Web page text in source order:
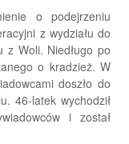
o podejrzeniu
z wydziału do
z Woli. Niedługo po
o kradzież. W
doszło do
46-latek wychodził
i został